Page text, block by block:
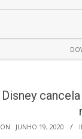
Navigation
Disney
ON: JUNHO 19, 2020